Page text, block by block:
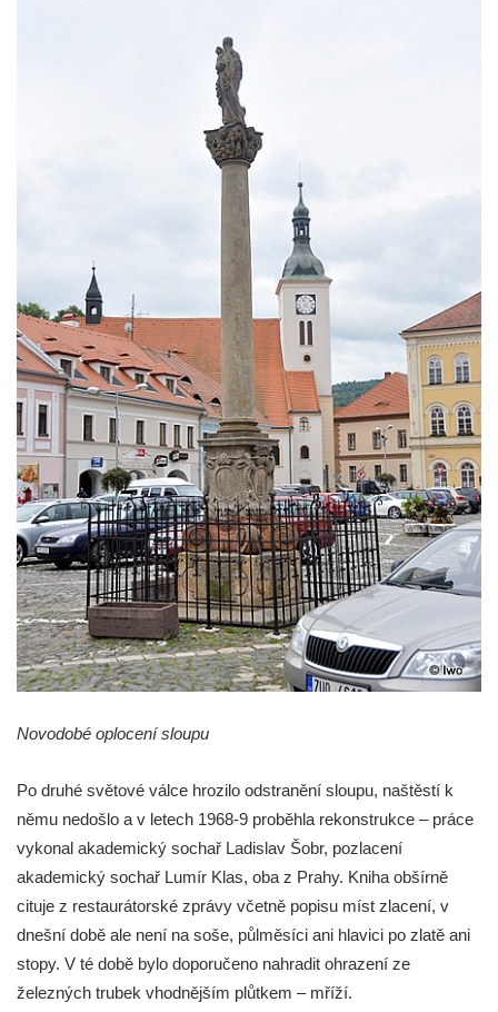
Sloup svatého Františka Xaverského v
Sloup svatého Václava u kostela svatých
Šimona a Judy v Lenešicích
Sloup svatého Isidora u hřbitova Šlapanice
Sloup Panny Marie na hřbitově ve Slaném
Sloup Panny Marie na Husově náměstí v
Rakovníku
Sloup Panny Marie na náměstí krále
Vladislava ve Velvarech
Sloup Nejsvětější Trojice v zahradě domu
čp. 174 na návsi v Podsedicích
Sloup svatého Floriána a svatého Vavřince
v Pnětlukách u Podsedic
Sloup Panny Marie jižně od Ploskovic
Sloup svatého Jana Nepomuckého v
Budyni nad Ohří
Sloup Panny Marie v klášteře v Oseku
Sloup Panny Marie se sochami svatého
Jana Nepomuckého a svatého Vavřince ve
Chcebuzi
Sloup se sochou Piety u hřbitova ve
Strupčicích
Sloup Nejsvětější Trojice na rozcestí v
Hošnicích
Sloup Panny Marie v Třebenicích
Sloup s kaplicí (boží muka) u kostela
svatého Stanislava v Měrunicích
Novodobé oplocení sloupu
Po druhé světové válce hrozilo odstranění sloupu, naštěstí k
němu nedošlo a v letech 1968-9 proběhla rekonstrukce – práce
vykonal akademický sochař Ladislav Šobr, pozlacení
akademický sochař Lumír Klas, oba z Prahy. Kniha obšírně
cituje z restaurátorské zprávy včetně popisu míst zlacení, v
dnešní době ale není na soše, půlměsíci ani hlavici po zlatě ani
stopy. V té době bylo doporučeno nahradit ohrazení ze
železných trubek vhodnějším plůtkem – mříží.